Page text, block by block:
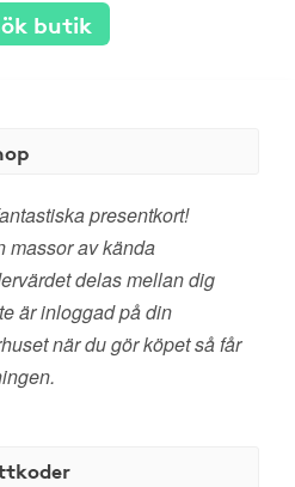
butik
presentkort!
massor av kända
delas mellan dig
är inloggad på din
när du gör köpet så får